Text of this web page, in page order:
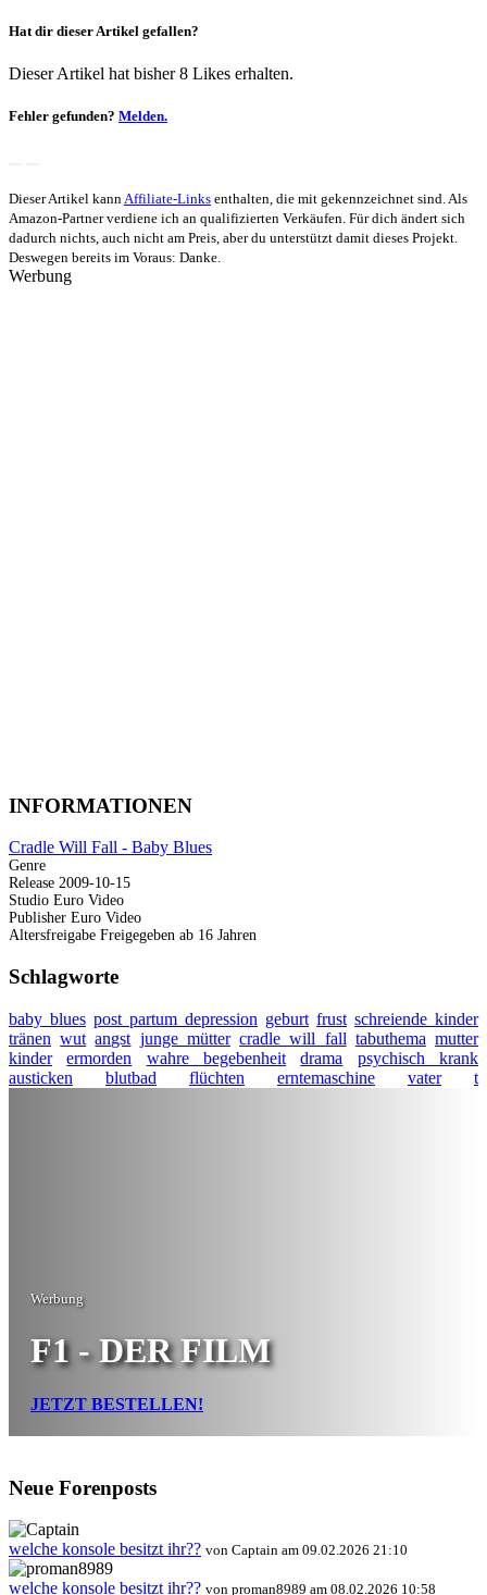
Hat dir dieser Artikel gefallen?
Dieser Artikel hat bisher 8 Likes erhalten.
Fehler gefunden? Melden.
Dieser Artikel kannAffiliate-Links enthalten, die mit gekennzeichnet sind. Als
Amazon-Partner verdiene ich an qualifizierten Verkäufen. Für dich ändert sich
dadurch nichts, auch nicht am Preis, aber du unterstützt damit dieses Projekt.
Deswegen bereits im Voraus: Danke.
Werbung
INFORMATIONEN
Cradle Will Fall - Baby Blues
Genre
Release 2009-10-15
Studio Euro Video
Publisher Euro Video
Altersfreigabe Freigegeben ab 16 Jahren
Schlagworte
baby blues post partum depression geburt frust schreiende kinder
tränen wut angst junge mütter cradle will fall tabuthema mutter
kinder
ermorden wahre begebenheit drama
psychisch krank
austicken
blutbad flüchten erntemaschine vater t
Werbung
F1 - DER FILM
JETZT BESTELLEN!
Neue Forenposts
welche konsole besitzt ihr?? von Captain am 09.02.2026 21:10
welche konsole besitzt ihr?? von proman8989 am 08.02.2026 10:58